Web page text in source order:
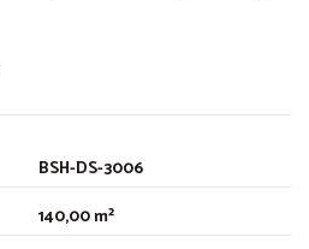
BSH-DS-3006
140,00 m²